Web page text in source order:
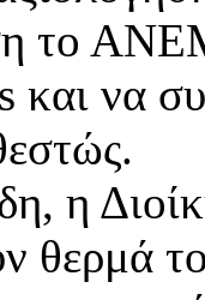
το
να
η
θερμά